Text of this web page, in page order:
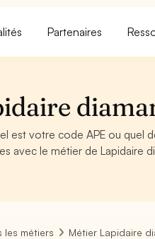
Partenaires
est votre code APE ou quel
avec le métier de Lapidaire
les métiers Métier Lapidaire